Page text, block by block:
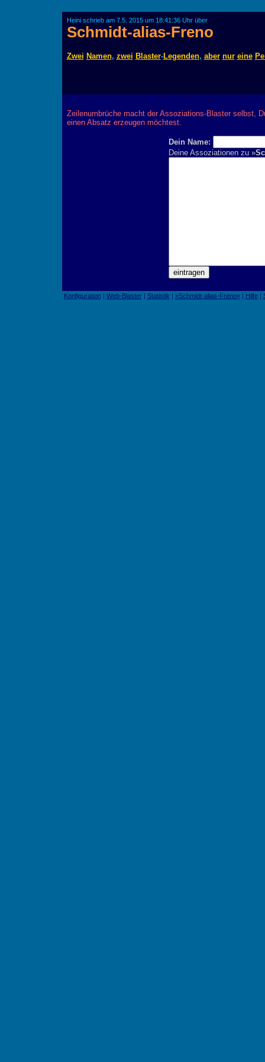
Heini schrieb am 7.5. 2015 um 18:41:36 Uhr über
Schmidt-alias-Freno
Zwei Namen, zwei Blaster-Legenden, aber nur eine
Zeilenumbrüche macht der Assoziations-Blaster selbst,
einen Absatz erzeugen möchtest.
Dein Name:
Deine Assoziationen zu »
Konfiguration| Web-Blaster| Statistik | »Schmidt-alias-Freno«| Hilfe|